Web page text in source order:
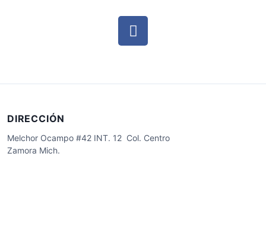
DIRECCIÓN
Melchor Ocampo #42 INT. 12 Col. Centro
Zamora Mich.